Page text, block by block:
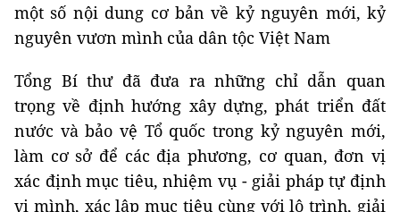
một số nội dung cơ bản về kỷ nguyên mới, kỷ
nguyên vươn mình của dân tộc Việt Nam
Tổng Bí thư đã đưa ra những chỉ dẫn quan
trọng về định hướng xây dựng, phát triển đất
nước và bảo vệ Tổ quốc trong kỷ nguyên mới,
làm cơ sở để các địa phương, cơ quan, đơn vị
xác định mục tiêu, nhiệm vụ - giải pháp tự định
vị mình, xác lập mục tiêu cùng với lộ trình, giải